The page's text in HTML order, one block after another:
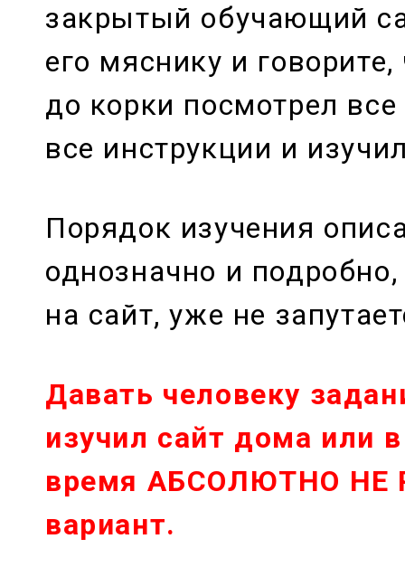
закрытый обучающий
его мяснику и
до корки посмотрел
все инструкции и
Порядок изучения
однозначно и
на сайт, уже не
Давать человеку
изучил сайт дома или
время АБСОЛЮТНО НЕ
вариант.